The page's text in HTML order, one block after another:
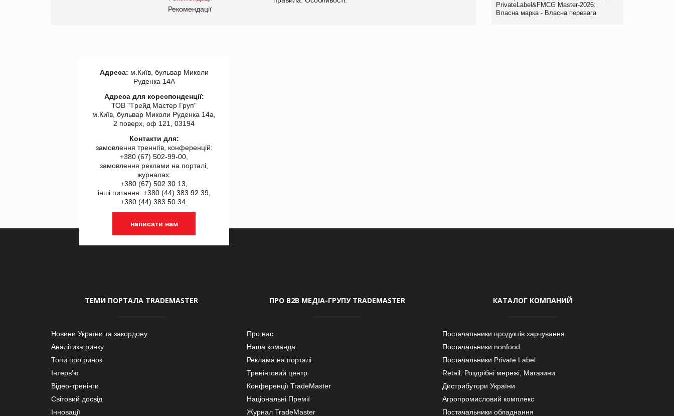
Рекомендації
PrivateLabel&FMCG Master-2026:
Власна марка - Власна перевага
Адреса: м.Київ, бульвар Миколи
Руденка 14А
Адреса для кореспонденції:
ТОВ "Tрейд Мастер Груп"
м.Київ, бульвар Миколи Руденка 14а,
2 поверх, оф 121, 03194
Контакти для:
замовлення треннгів, конференцій:
+380 (67) 502-99-00,
замовлення реклами на порталі,
журналах:
+380 (67) 502 30 13,
інші питання: +380 (44) 383 92 39,
+380 (44) 383 50 34.
написати нам
ТЕМИ ПОРТАЛА TRADEMASTER
Новини України та закордону
Аналітика ринку
Топи про ринок
Інтерв’ю
Відео-тренінги
Світовий досвід
Інновації
ПРО В2В МЕДІА-ГРУПУ TRADEMASTER
Про нас
Наша команда
Реклама на порталі
Тренінговий центр
Конференції TradeMaster
Національні Премії
Журнал TradeMaster
КАТАЛОГ КОМПАНИЙ
Постачальники продуктів харчування
Постачальники nonfood
Постачальники Private Label
Retail. Роздрібні мережі, Магазини
Дистрибутори України
Агропромисловий комплекс
Постачальники обладнання